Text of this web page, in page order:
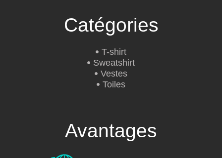
Catégories
T-shirt
Sweatshirt
Vestes
Toiles
Avantages